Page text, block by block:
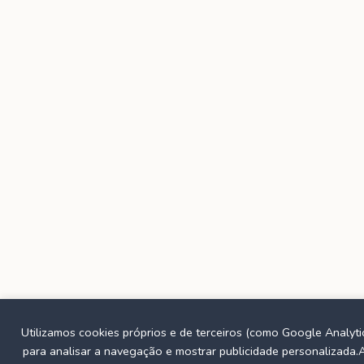
Utilizamos cookies próprios e de terceiros (como Google
para analisar a navegação e mostrar publicidade